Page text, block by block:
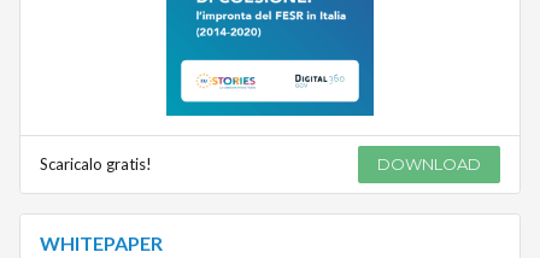
Scaricalo gratis! DOWNLOAD
WHITEPAPER